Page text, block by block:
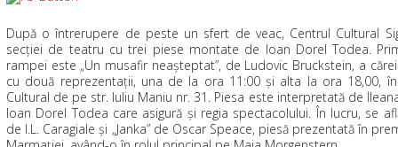
După o întrerupere de peste un sfert de veac, Centrul Cultural
secției de teatru cu trei piese montate de Ioan Dorel Todea.
rampei este „Un musafir neașteptat”, de Ludovic Bruckstein, a
cu două reprezentaţii, una de la ora 11:00 şi alta la ora 18,00,
Cultural de pe str. Iuliu Maniu nr. 31. Piesa este interpretată de
Ioan Dorel Todea care asigură şi regia spectacolului. În lucru, se
de I.L. Caragiale şi „Janka” de Oscar Speace, piesă prezentată în